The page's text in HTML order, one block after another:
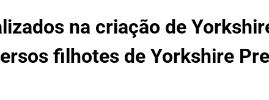
na criação de
filhotes de Yorkshire